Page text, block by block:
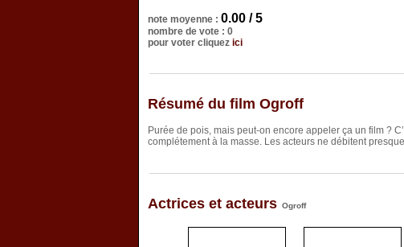
note moyenne : 0.00 / 5
nombre de vote : 0
pour voter cliquez ici
Résumé du film Ogroff
Purée de pois, mais peut-on encore appeler ça un film ?
complétement à la masse. Les acteurs ne débitent
Actrices et acteurs Ogroff